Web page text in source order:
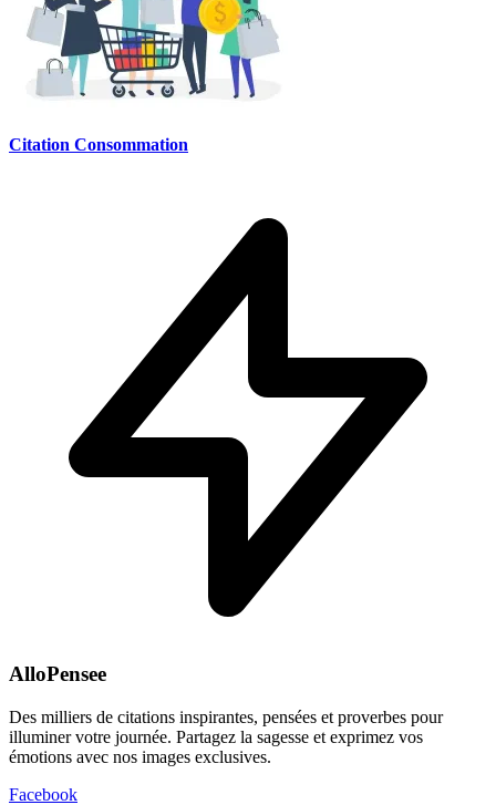
Citation Consommation
AlloPensee
Des milliers de citations inspirantes, pensées et proverbes pour
illuminer votre journée. Partagez la sagesse et exprimez vos
émotions avec nos images exclusives.
Facebook